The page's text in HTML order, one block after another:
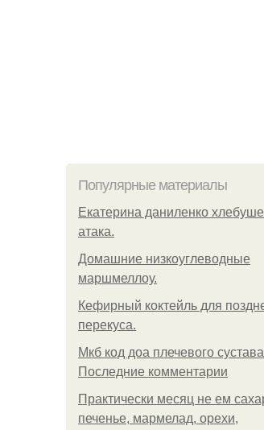
Популярные материалы
Екатерина даниленко
атака.
Домашние низкоуглеводные
маршмеллоу.
Кефирный коктейль для
перекуса.
Мкб код доа плечевого
Последние комментарии
Практически месяц не ем
печенье, мармелад, орехи,